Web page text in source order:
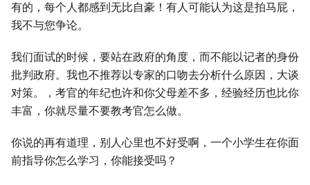
有的，每个人都感到无比自豪！有人可能认为这是拍马屁，
我不与您争论。
我们面试的时候，要站在政府的角度，而不能以记者的身份
批判政府。我也不推荐以专家的口吻去分析什么原因，大谈
对策。，考官的年纪也许和你父母差不多，经验经历也比你
丰富，你就尽量不要教考官怎么做。
你说的再有道理，别人心里也不好受啊，一个小学生在你面
前指导你怎么学习，你能接受吗？